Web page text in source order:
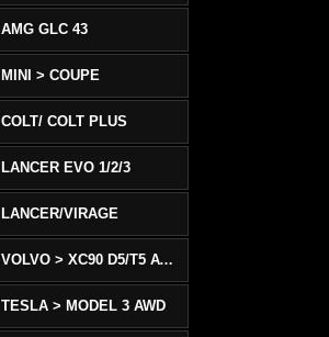
AMG GLC 43
MINI > COUPE
COLT/ COLT PLUS
LANCER EVO 1/2/3
LANCER/VIRAGE
VOLVO > XC90 D5/T5 AWD
TESLA > MODEL 3 AWD